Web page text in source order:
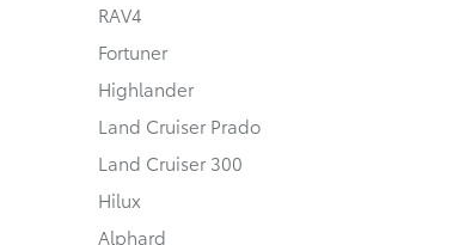
RAV4
Fortuner
Highlander
Land Cruiser Prado
Land Cruiser 300
Hilux
Alphard